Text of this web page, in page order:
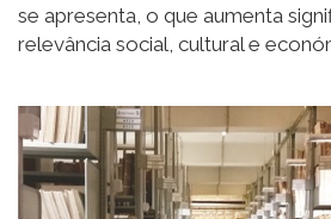
se apresenta, o que aumenta
relevância social, cultural e